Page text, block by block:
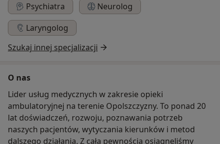
Psychiatra
Neurolog
Laryngolog
Szukaj innej specjalizacji
O nas
Lider usług medycznych w zakresie opieki
ambulatoryjnej na terenie Opolszczyzny. To ponad 20
lat doświadczeń, rozwoju, poznawania potrzeb
naszych pacjentów, wytyczania kierunków i metod
dalszego działania. Z całą pewnością osiągnęliśmy